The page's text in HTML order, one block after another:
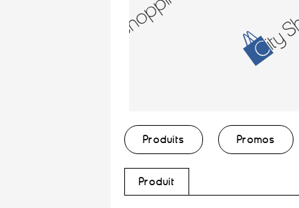
Produits Promos
Produit